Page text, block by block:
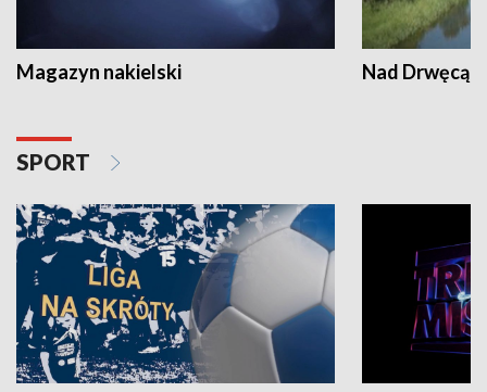
Magazyn nakielski Nad Drwęcą
SPORT